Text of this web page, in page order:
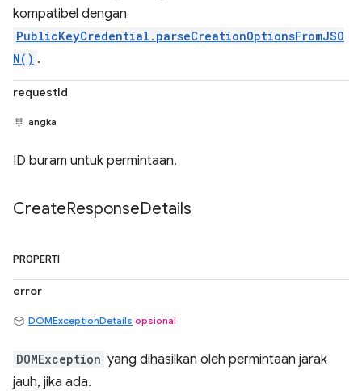
kompatibel dengan
PublicKeyCredential.parseCreationOptionsFromJSO
N() .
requestId
angka
ID buram untuk permintaan.
CreateResponseDetails
PROPERTI
error
DOMExceptionDetails opsional
DOMException yang dihasilkan oleh permintaan jarak
jauh, jika ada.